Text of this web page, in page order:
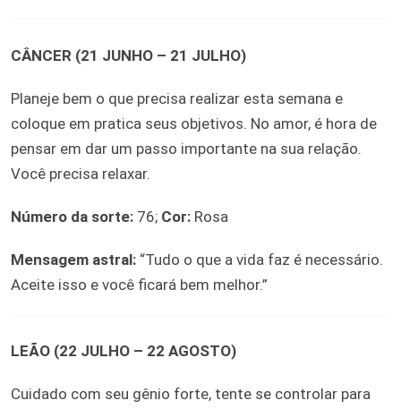
CÂNCER (21 JUNHO – 21 JULHO)
Planeje bem o que precisa realizar esta semana e
coloque em pratica seus objetivos. No amor, é hora de
pensar em dar um passo importante na sua relação.
Você precisa relaxar.
Número da sorte: 76; Cor: Rosa
Mensagem astral: “Tudo o que a vida faz é necessário.
Aceite isso e você ficará bem melhor.”
LEÃO (22 JULHO – 22 AGOSTO)
Cuidado com seu gênio forte, tente se controlar para